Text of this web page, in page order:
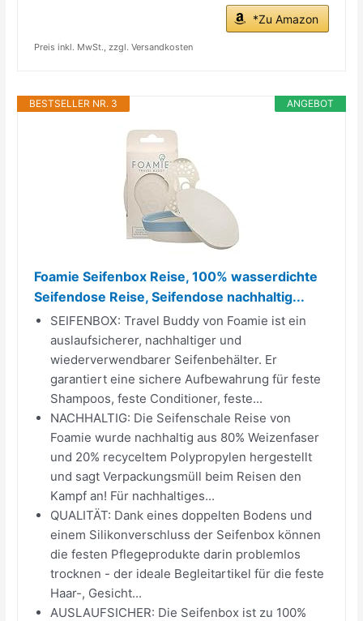
*Zu Amazon
Preis inkl. MwSt., zzgl. Versandkosten
ANGEBOT
BESTSELLER NR. 3
Foamie Seifenbox Reise, 100% wasserdichte
Seifendose Reise, Seifendose nachhaltig...
SEIFENBOX: Travel Buddy von Foamie ist ein
auslaufsicherer, nachhaltiger und
wiederverwendbarer Seifenbehälter. Er
garantiert eine sichere Aufbewahrung für feste
Shampoos, feste Conditioner, feste...
NACHHALTIG: Die Seifenschale Reise von
Foamie wurde nachhaltig aus 80% Weizenfaser
und 20% recyceltem Polypropylen hergestellt
und sagt Verpackungsmüll beim Reisen den
Kampf an! Für nachhaltiges...
QUALITÄT: Dank eines doppelten Bodens und
einem Silikonverschluss der Seifenbox können
die festen Pflegeprodukte darin problemlos
trocknen - der ideale Begleitartikel für die feste
Haar-, Gesicht...
AUSLAUFSICHER: Die Seifenbox ist zu 100%